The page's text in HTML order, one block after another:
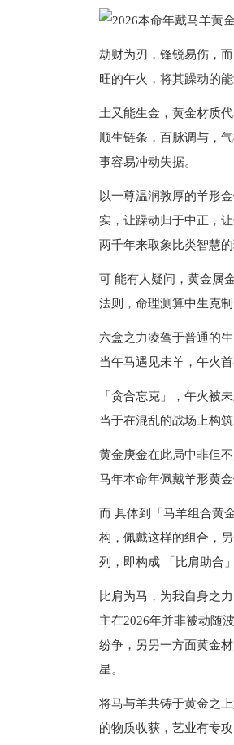
劫财为刃，锋锐易伤，
旺的午火，将其躁动的
土又能生金，黄金材质
顺生链条，百脉调与，
事容易冲动失据。
以一尊温润敦厚的羊形
实，让躁动归于中正，
两千年来取象比类智慧的
可 能有人疑问，黄金属
法则，命理测算中生克
六盒之力凌驾于普通的
当午马遇见未羊，午火
「贪合忘克」，午火被
当于在混乱的战场上构
黄金庚金在此局中非但
马年本命年佩戴羊形黄
而 具体到「马羊组合黄
构，佩戴这样的组合，
列，即构成 「比肩助合
比肩为马，为我自身之
主在2026年并非被动随
纷争，另另一方面黄金
星。
将马与羊共铸于黄金之
的物质收获，艺业有专